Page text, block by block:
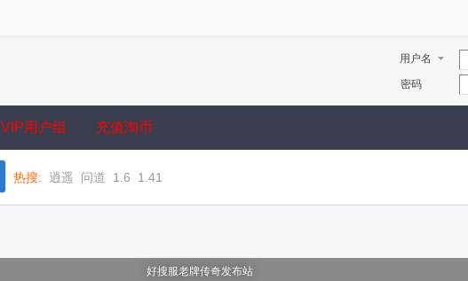
用户名
密码
VIP用户组 充值淘币
热搜: 逍遥 问道 1.6 1.41
好搜服老牌传奇发布站